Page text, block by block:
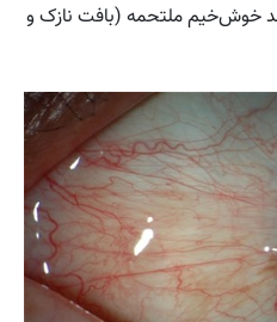
خوش‌خیم ملتحمه (بافت نازک و